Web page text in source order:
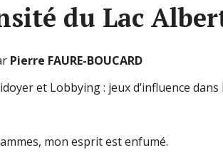
du Lac
Pierre FAURE-BOUCARD
et Lobbying : jeux d’influence dans
mon esprit est enfumé.